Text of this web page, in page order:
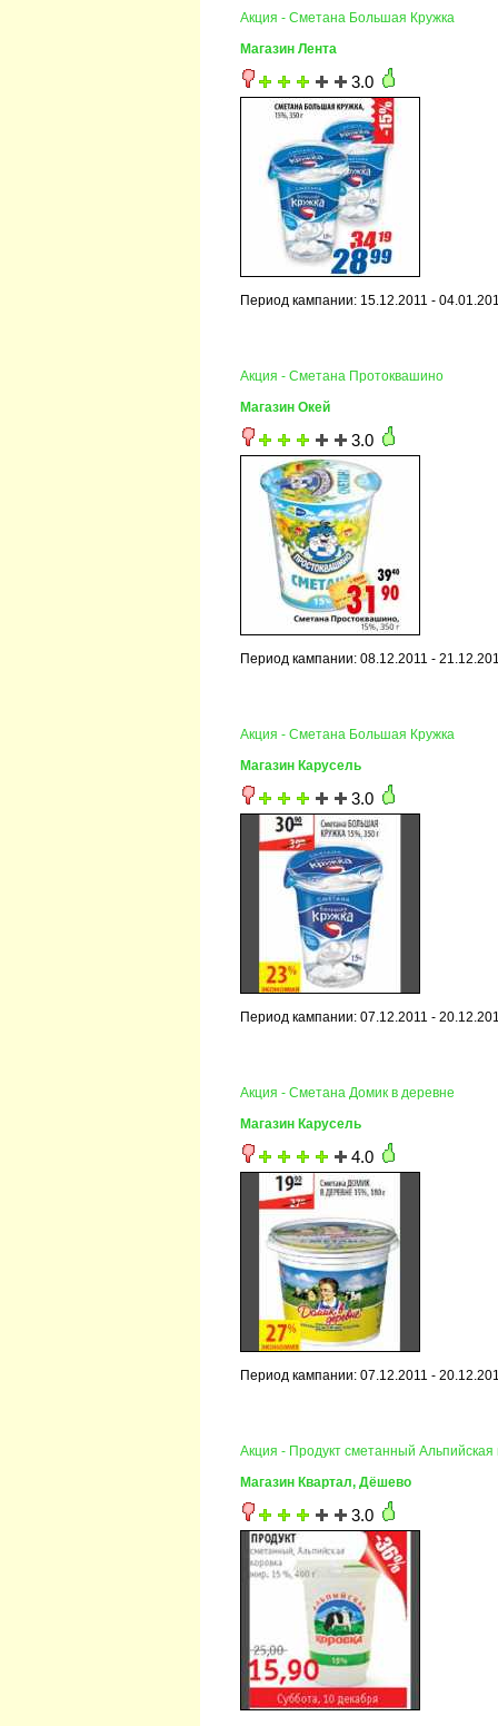
Акция - Сметана Большая Кружка
Магазин Лента
3.0
Период кампании: 15.12.2011 -
Акция - Сметана Протоквашино
Магазин Окей
3.0
Период кампании: 08.12.2011 -
Акция - Сметана Большая Кружка
Магазин Карусель
3.0
Период кампании: 07.12.2011 -
Акция - Сметана Домик в деревне
Магазин Карусель
4.0
Период кампании: 07.12.2011 -
Акция - Продукт сметанный Альпийская
Магазин Квартал, Дёшево
3.0